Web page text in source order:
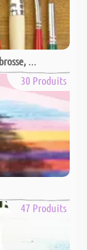
...
30 Produits
47 Produits